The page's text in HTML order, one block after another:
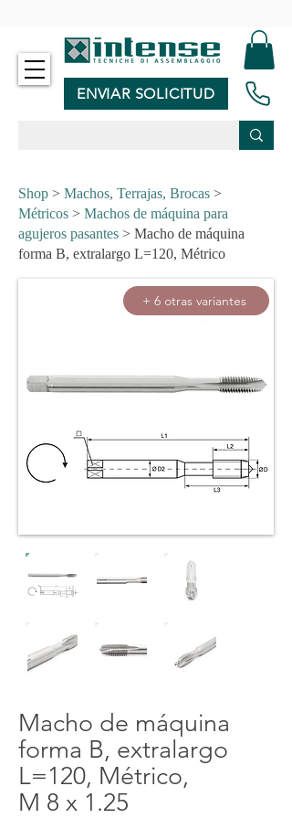
ENVIAR SOLICITUD
Shop > Machos, Terrajas, Brocas >
Métricos > Machos de máquina para
agujeros pasantes > Macho de máquina
forma B, extralargo L=120, Métrico
+ 6 otras variantes
Macho de máquina
forma B, extralargo
L=120, Métrico,
M 8 x 1.25